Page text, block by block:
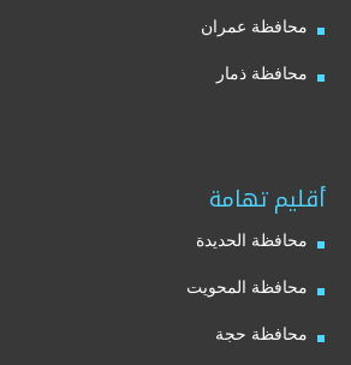
محافظة عمران
محافظة ذمار
أقليم تهامة
محافظة الحديدة
محافظة المحويت
محافظة حجة